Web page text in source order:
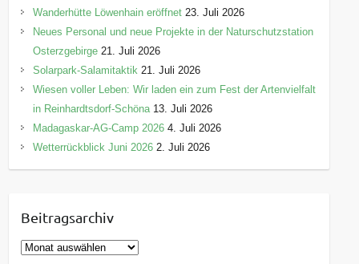
Wanderhütte Löwenhain eröffnet 23. Juli 2026
Neues Personal und neue Projekte in der Naturschutzstation
Osterzgebirge 21. Juli 2026
Solarpark-Salamitaktik 21. Juli 2026
Wiesen voller Leben: Wir laden ein zum Fest der Artenvielfalt
in Reinhardtsdorf-Schöna 13. Juli 2026
Madagaskar-AG-Camp 2026 4. Juli 2026
Wetterrückblick Juni 2026 2. Juli 2026
Beitragsarchiv
B